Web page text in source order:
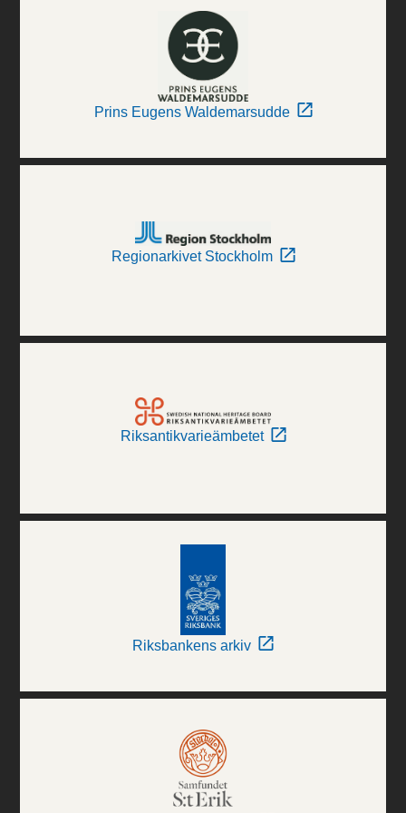
Prins Eugens Waldemarsudde
Regionarkivet Stockholm
Riksantikvarieämbetet
Riksbankens arkiv